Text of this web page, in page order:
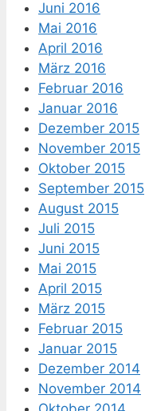
Juni 2016
Mai 2016
April 2016
März 2016
Februar 2016
Januar 2016
Dezember 2015
November 2015
Oktober 2015
September 2015
August 2015
Juli 2015
Juni 2015
Mai 2015
April 2015
März 2015
Februar 2015
Januar 2015
Dezember 2014
November 2014